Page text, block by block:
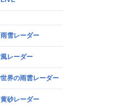
雨雪レーダー
風レーダー
世界の雨雲レーダー
黄砂レーダー